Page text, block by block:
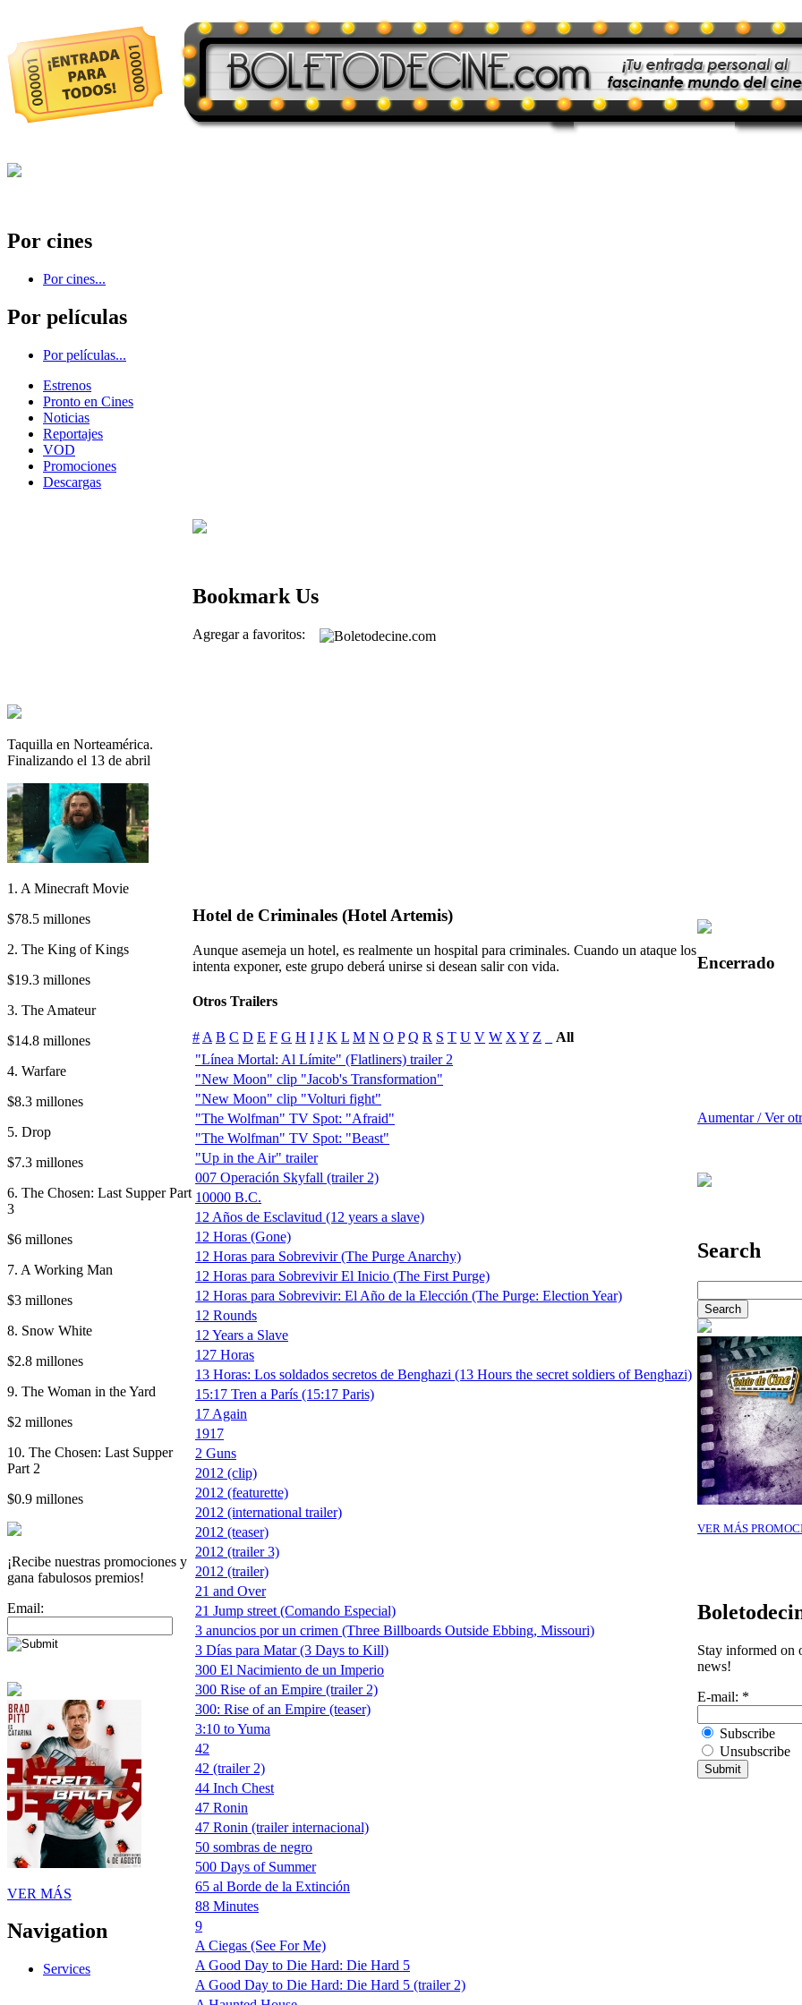
Por cines
Por cines...
Por películas
Por películas...
Estrenos
Pronto en Cines
Noticias
Reportajes
VOD
Promociones
Descargas
Taquilla en Norteamérica.
Finalizando el 13 de abril
1. A Minecraft Movie
$78.5 millones
2. The King of Kings
$19.3 millones
3. The Amateur
$14.8 millones
4. Warfare
$8.3 millones
5. Drop
$7.3 millones
6. The Chosen: Last Supper Part
3
$6 millones
7. A Working Man
$3 millones
8. Snow White
$2.8 millones
9. The Woman in the Yard
$2 millones
10. The Chosen: Last Supper
Part 2
$0.9 millones
¡Recibe nuestras promociones y
gana fabulosos premios!
Email:
VER MÁS
Navigation
Services
Bookmark Us
Agregar a favoritos:
Hotel de Criminales (Hotel Artemis)
Aunque asemeja un hotel, es realmente un hospital para criminales. Cuando un ataque los
intenta exponer, este grupo deberá unirse si desean salir con vida.
Otros Trailers
# A B C D E F G H I J K L M N O P Q R S T U V W X Y Z
All
"Línea Mortal: Al Límite" (Flatliners) trailer 2
"New Moon" clip "Jacob's Transformation"
"New Moon" clip "Volturi fight"
"The Wolfman" TV Spot: "Afraid"
"The Wolfman" TV Spot: "Beast"
"Up in the Air" trailer
007 Operación Skyfall (trailer 2)
10000 B.C.
12 Años de Esclavitud (12 years a slave)
12 Horas (Gone)
12 Horas para Sobrevivir (The Purge Anarchy)
12 Horas para Sobrevivir El Inicio (The First Purge)
12 Horas para Sobrevivir: El Año de la Elección (The Purge: Election Year)
12 Rounds
12 Years a Slave
127 Horas
13 Horas: Los soldados secretos de Benghazi (13 Hours the secret soldiers of Benghazi)
15:17 Tren a París (15:17 Paris)
17 Again
1917
2 Guns
2012 (clip)
2012 (featurette)
2012 (international trailer)
2012 (teaser)
2012 (trailer 3)
2012 (trailer)
21 and Over
21 Jump street (Comando Especial)
3 anuncios por un crimen (Three Billboards Outside Ebbing, Missouri)
3 Días para Matar (3 Days to Kill)
300 El Nacimiento de un Imperio
300 Rise of an Empire (trailer 2)
300: Rise of an Empire (teaser)
3:10 to Yuma
42
42 (trailer 2)
44 Inch Chest
47 Ronin
47 Ronin (trailer internacional)
50 sombras de negro
500 Days of Summer
65 al Borde de la Extinción
88 Minutes
9
A Ciegas (See For Me)
A Good Day to Die Hard: Die Hard 5
A Good Day to Die Hard: Die Hard 5 (trailer 2)
Encerrado
Aumentar / Ver
Search
VER MÁS
Stay informed on
news!
E-mail: *
Subscribe
Unsubscribe